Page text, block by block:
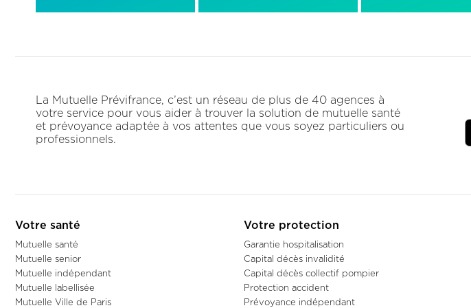
La Mutuelle Prévifrance, c’est un réseau de plus de 40 agences à
votre service pour vous aider à trouver la solution de mutuelle santé
et prévoyance adaptée à vos attentes que vous soyez particuliers ou
professionnels.
Votre santé
Mutuelle santé
Mutuelle senior
Mutuelle indépendant
Mutuelle labellisée
Mutuelle Ville de Paris
Votre protection
Garantie hospitalisation
Capital décès invalidité
Capital décès collectif pompier
Protection accident
Prévoyance indépendant